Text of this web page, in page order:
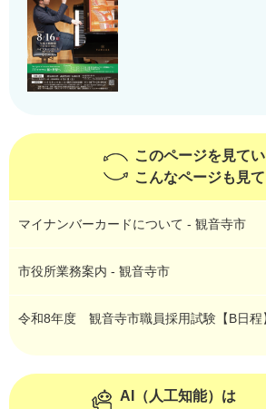
このページを見て
こんなページも見
マイナンバーカードについて - 観音寺市
市役所業務案内 - 観音寺市
令和8年度 観音寺市職員採用試験【B日程
AI（人工知能）は